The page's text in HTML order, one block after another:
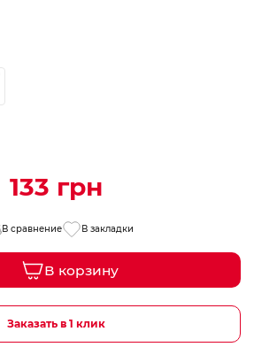
133 грн
В сравнение В закладки
В корзину
Заказать в 1 клик